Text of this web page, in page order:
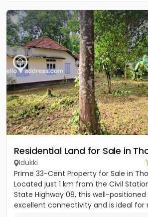
Residential Land for Sale in
Idukki
Prime 33-Cent Property for Sale in
Located just 1 km from the Civil
State Highway 08, this well-
excellent connectivity and is ideal for